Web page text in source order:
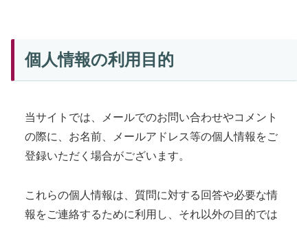
個人情報の利用目的
当サイトでは、メールでのお問い合わせやコメント
の際に、お名前、メールアドレス等の個人情報をご
登録いただく場合がございます。
これらの個人情報は、質問に対する回答や必要な情
報をご連絡するために利用し、それ以外の目的では